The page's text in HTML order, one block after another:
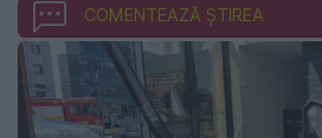
COMENTEAZĂ ȘTIREA